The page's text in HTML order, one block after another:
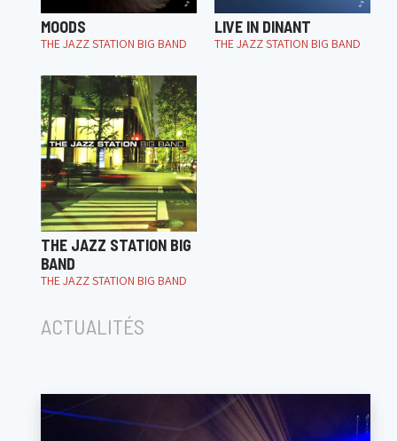
MOODS
THE JAZZ STATION BIG BAND
LIVE IN DINANT
THE JAZZ STATION BIG BAND
THE JAZZ STATION BIG
BAND
THE JAZZ STATION BIG BAND
ACTUALITÉS